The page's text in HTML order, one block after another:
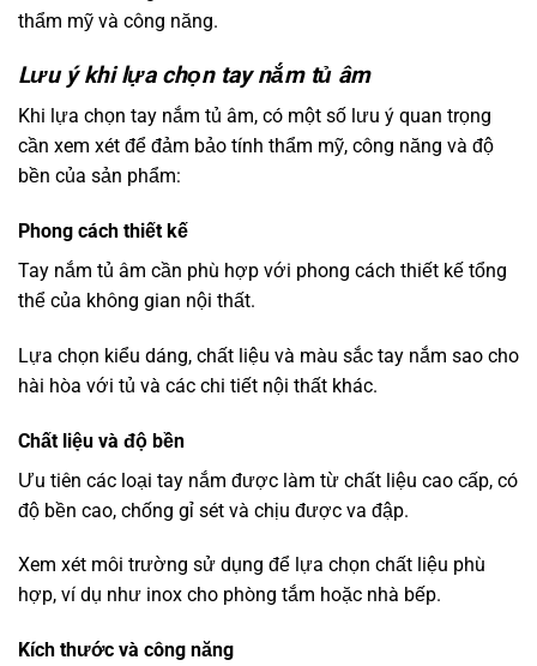
thẩm mỹ và công năng.
Lưu ý khi lựa chọn tay nắm tủ âm
Khi lựa chọn tay nắm tủ âm, có một số lưu ý quan trọng
cần xem xét để đảm bảo tính thẩm mỹ, công năng và độ
bền của sản phẩm:
Phong cách thiết kế
Tay nắm tủ âm cần phù hợp với phong cách thiết kế tổng
thể của không gian nội thất.
Lựa chọn kiểu dáng, chất liệu và màu sắc tay nắm sao cho
hài hòa với tủ và các chi tiết nội thất khác.
Chất liệu và độ bền
Ưu tiên các loại tay nắm được làm từ chất liệu cao cấp, có
độ bền cao, chống gỉ sét và chịu được va đập.
Xem xét môi trường sử dụng để lựa chọn chất liệu phù
hợp, ví dụ như inox cho phòng tắm hoặc nhà bếp.
Kích thước và công năng